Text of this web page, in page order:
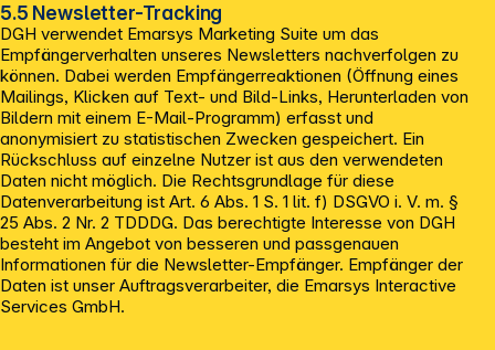
5.5 Newsletter-Tracking
DGH verwendet Emarsys Marketing Suite um das
Empfängerverhalten unseres Newsletters nachverfolgen zu
können. Dabei werden Empfängerreaktionen (Öffnung eines
Mailings, Klicken auf Text- und Bild-Links, Herunterladen von
Bildern mit einem E-Mail-Programm) erfasst und
anonymisiert zu statistischen Zwecken gespeichert. Ein
Rückschluss auf einzelne Nutzer ist aus den verwendeten
Daten nicht möglich. Die Rechtsgrundlage für diese
Datenverarbeitung ist Art. 6 Abs. 1 S. 1 lit. f) DSGVO i. V. m. §
25 Abs. 2 Nr. 2 TDDDG. Das berechtigte Interesse von DGH
besteht im Angebot von besseren und passgenauen
Informationen für die Newsletter-Empfänger. Empfänger der
Daten ist unser Auftragsverarbeiter, die Emarsys Interactive
Services GmbH.